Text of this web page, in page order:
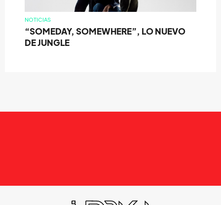
NOTICIAS
“SOMEDAY, SOMEWHERE”, LO NUEVO
DE JUNGLE